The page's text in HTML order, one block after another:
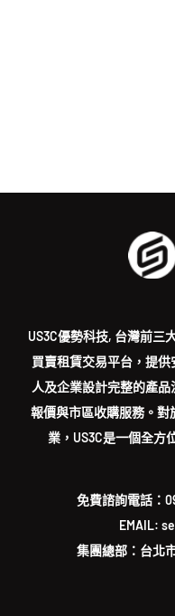
US3C優勢科技, 台灣前
買賣租賃交易平台，提
人及企業設計完整的產
報價與市區收購服務。對
業，US3C是一個全方
免費諮詢電話：
EMAIL:
集團總部：台北